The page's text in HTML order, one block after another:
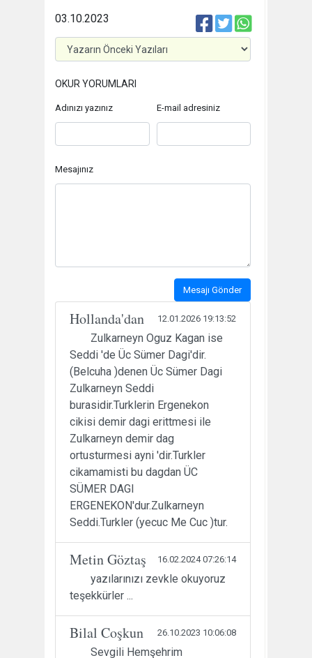
03.10.2023
OKUR YORUMLARI
Adınızı yazınız E-mail adresiniz
Mesajınız
Mesajı Gönder
Hollanda'dan 12.01.2026 19:13:52
Zulkarneyn Oguz Kagan ise
Seddi 'de Üc Sümer Dagi'dir.
(Belcuha )denen Üc Sümer Dagi
Zulkarneyn Seddi
burasidir.Turklerin Ergenekon
cikisi demir dagi erittmesi ile
Zulkarneyn demir dag
ortusturmesi ayni 'dir.Turkler
cikamamisti bu dagdan ÜC
SÜMER DAGI
ERGENEKON'dur.Zulkarneyn
Seddi.Turkler (yecuc Me Cuc )tur.
Metin Göztaş 16.02.2024 07:26:14
yazılarınızı zevkle okuyoruz
teşekkürler ...
Bilal Coşkun 26.10.2023 10:06:08
Sevgili Hemşehrim